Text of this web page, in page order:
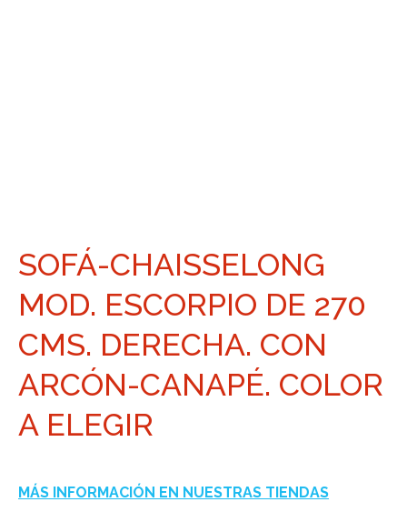
SOFÁ-CHAISSELONG
MOD. ESCORPIO DE 270
CMS. DERECHA. CON
ARCÓN-CANAPÉ. COLOR
A ELEGIR
MÁS INFORMACIÓN EN NUESTRAS TIENDAS